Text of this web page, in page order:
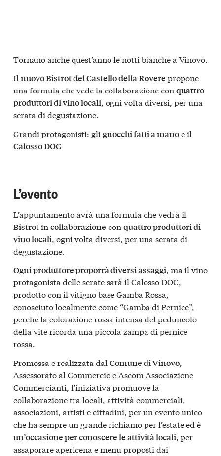
Tornano anche quest’anno le notti bianche a Vinovo.
Il nuovo Bistrot del Castello della Rovere propone
una formula che vede la collaborazione con quattro
produttori di vino locali, ogni volta diversi, per una
serata di degustazione.
Grandi protagonisti: gli gnocchi fatti a manoe il
Calosso DOC
L’evento
L’appuntamento avrà una formula che vedrà il
Bistrotin collaborazione con quattro produttori di
vino locali, ogni volta diversi, per una serata di
degustazione.
Ogni produttore proporrà diversi assaggi, ma il vino
protagonista delle serate sarà il Calosso DOC,
prodotto con il vitigno base Gamba Rossa,
conosciuto localmente come “Gamba di Pernice”,
perché la colorazione rossa intensa del peduncolo
della vite ricorda una piccola zampa di pernice
rossa.
Promossa e realizzata dal Comune di Vinovo,
Assessorato al Commercio e Ascom Associazione
Commercianti, l’iniziativa promuove la
collaborazione tra locali, attività commerciali,
associazioni, artisti e cittadini, per un evento unico
che ha sempre un grande richiamo per l’estate ed è
un’occasione per conoscere le attività locali, per
assaporare apericena e menu proposti dai